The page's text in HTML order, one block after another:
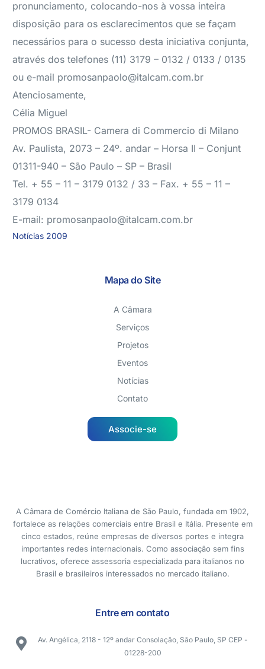
pronunciamento, colocando-nos à vossa inteira
disposição para os esclarecimentos que se façam
necessários para o sucesso desta iniciativa conjunta,
através dos telefones (11) 3179 – 0132 / 0133 / 0135
ou e-mail promosanpaolo@italcam.com.br
Atenciosamente,
Célia Miguel
PROMOS BRASIL- Camera di Commercio di Milano
Av. Paulista, 2073 – 24º. andar – Horsa II – Conjunt
01311-940 – São Paulo – SP – Brasil
Tel. + 55 – 11 – 3179 0132 / 33 – Fax. + 55 – 11 –
3179 0134
E-mail: promosanpaolo@italcam.com.br
Notícias 2009
Mapa do Site
A Câmara
Serviços
Projetos
Eventos
Notícias
Contato
Associe-se
A Câmara de Comércio Italiana de São Paulo, fundada em 1902,
fortalece as relações comerciais entre Brasil e Itália. Presente em
cinco estados, reúne empresas de diversos portes e integra
importantes redes internacionais. Como associação sem fins
lucrativos, oferece assessoria especializada para italianos no
Brasil e brasileiros interessados no mercado italiano.
Entre em contato
Av. Angélica, 2118 - 12º andar Consolação, São Paulo, SP CEP -
01228-200